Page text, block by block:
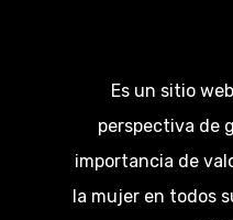
Es un sitio
perspectiva de
importancia de
la mujer en todos